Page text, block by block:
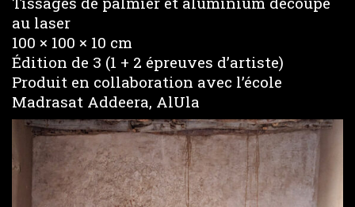
au laser
100 × 100 × 10 cm
Édition de 3 (1 + 2 épreuves d’artiste)
Produit en collaboration avec l’école
Madrasat Addeera, AlUla